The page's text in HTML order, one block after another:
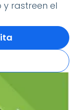
y rastreen el